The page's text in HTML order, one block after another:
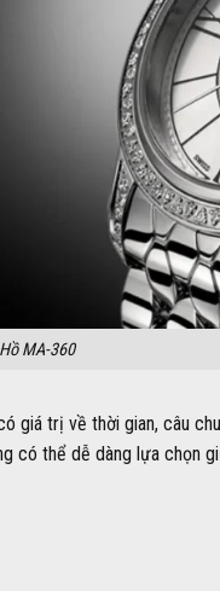
MA-360
giá trị về thời gian, câu
có thể dễ dàng lựa chọn